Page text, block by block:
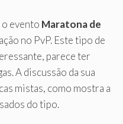
o evento Maratona de
no PvP. Este tipo de
parece ter
A discussão da sua
mistas, como mostra a
​​do tipo.